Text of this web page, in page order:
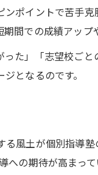
の活用方法
別指導塾選び
進め方とは
スを取る方法
ポイントで苦手
間での成績アップ
た」「志望校ご
となるのです。
風土が個別指導
の期待が高まって